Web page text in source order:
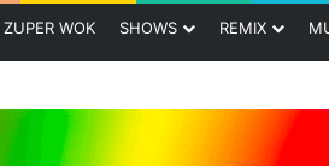
ZUPER WOK SHOWS REMIX